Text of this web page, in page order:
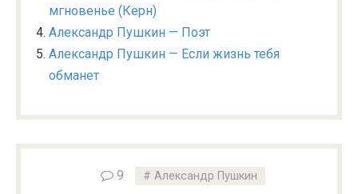
мгновенье (Керн)
Александр Пушкин — Поэт
Александр Пушкин — Если жизнь тебя
обманет
9 Александр Пушкин